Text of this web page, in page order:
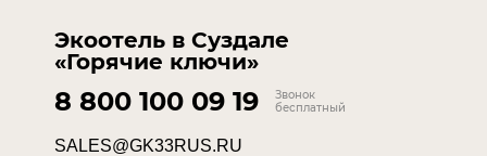
Экоотель в Суздале
«Горячие ключи»
8 800 100 09 19
Звонок
бесплатный
SALES@GK33RUS.RU